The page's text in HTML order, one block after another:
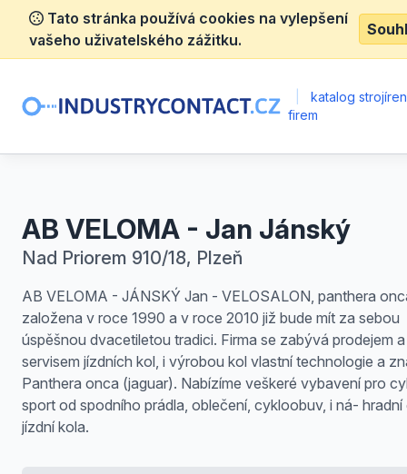
Tato stránka používá cookies na vylepšení
vašeho uživatelského zážitku.
katalog
firem
AB VELOMA - Jan Jánský
Nad Priorem 910/18, Plzeň
AB VELOMA - JÁNSKÝ Jan - VELOSALON, panthera
založena v roce 1990 a v roce 2010 již bude mít za sebou
úspěšnou dvacetiletou tradici. Firma se zabývá prodejem a
servisem jízdních kol, i výrobou kol vlastní technologie a
Panthera onca (jaguar). Nabízíme veškeré vybavení pro
sport od spodního prádla, oblečení, cykloobuv, i ná- hradní
jízdní kola.